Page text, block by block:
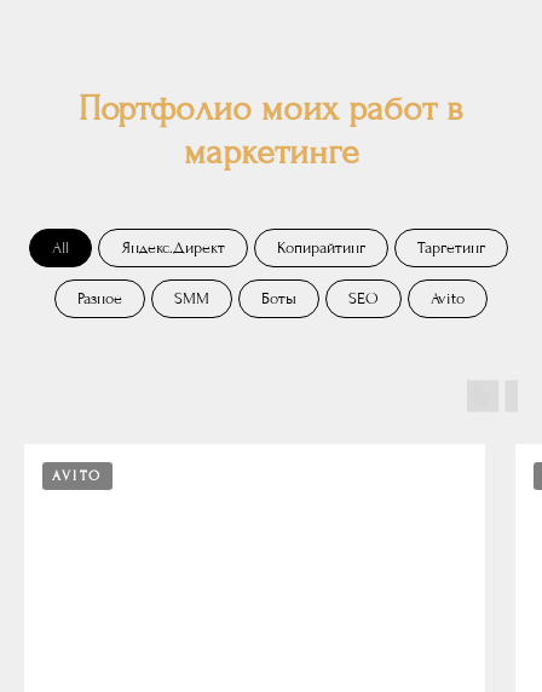
Портфолио моих работ в
маркетинге
All Яндекс.Директ Копирайтинг Таргетинг
Разное SMM Боты SEO Avito
AVITO